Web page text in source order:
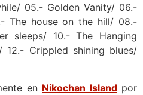
05.- Golden Vanity/ 06.-
The house on the hill/ 08.-
sleeps/ 10.- The Hanging
12.- Crippled shining blues/
en Nikochan Islandpor